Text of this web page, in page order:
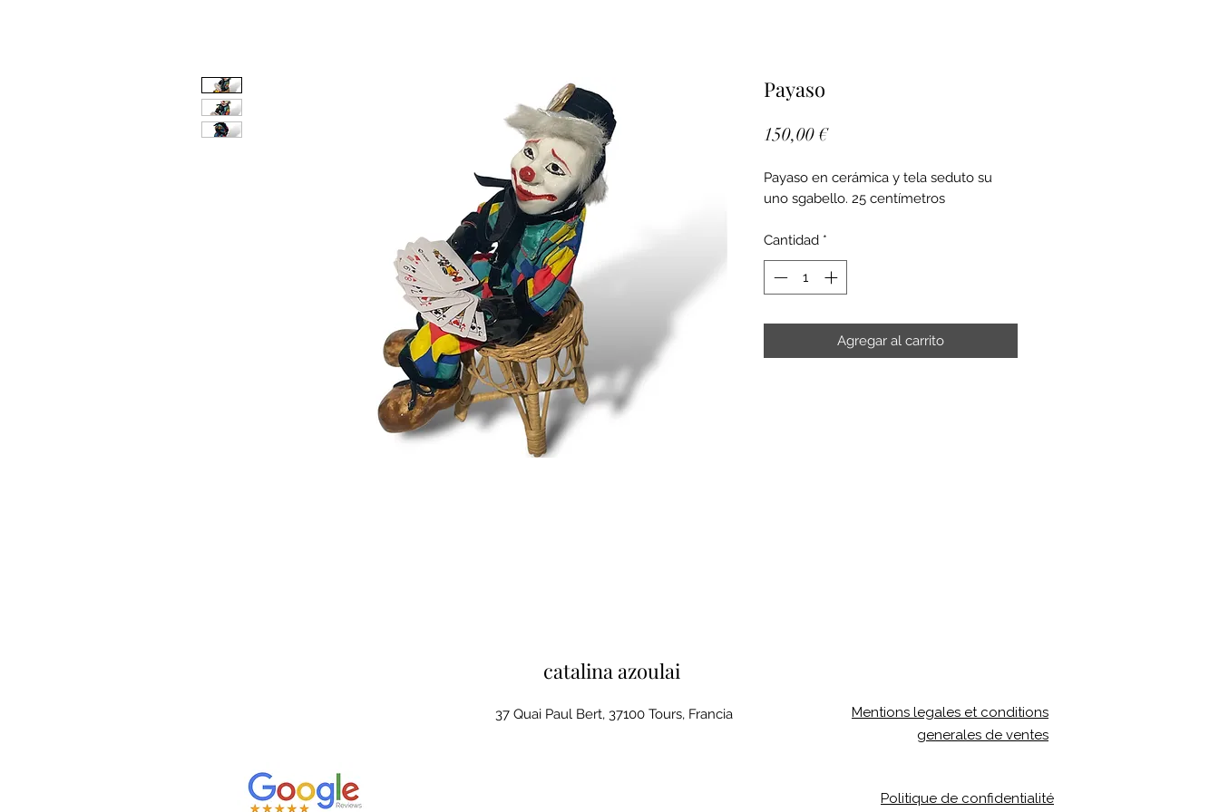
Payaso
150,00 €Precio
Payaso en cerámica y tela seduto su
uno sgabello. 25 centímetros
Cantidad *
Agregar al carrito
catalina azoulai
37 Quai Paul Bert, 37100 Tours, Francia
Mentions legales et conditions
generales de ventes
Politique de confidentialité